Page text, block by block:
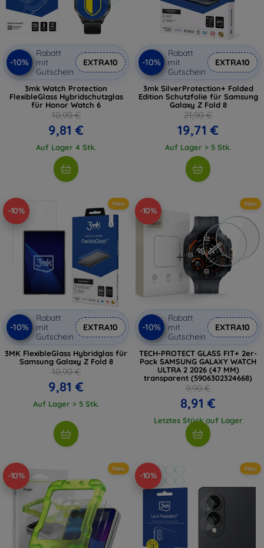
-10%
Rabatt
mit
Gutschein
EXTRA10
3mk Watch Protection
FlexibleGlass Hybridschutzglas
für Honor Watch 6
10,90 €
9,81 €
Auf Lager 4 Stk.
-10%
Rabatt
mit
Gutschein
EXTRA10
3mk SilverProtection+ Folded
Edition Schutzfolie für Samsung
Galaxy Z Fold 8
21,90 €
19,71 €
Auf Lager > 5 Stk.
-10%
Neu
-10%
Rabatt
mit
Gutschein
EXTRA10
3MK FlexibleGlass Hybridglas für
Samsung Galaxy Z Fold 8
10,90 €
9,81 €
Auf Lager > 5 Stk.
-10%
Neu
-10%
Rabatt
mit
Gutschein
EXTRA10
TECH-PROTECT GLASS FIT+ 2er-
Pack SAMSUNG GALAXY WATCH
ULTRA 2 2026 (47 MM)
transparent (5906302324668)
9,90 €
8,91 €
Letztes Stück auf Lager
-10%
Neu
-10%
Neu